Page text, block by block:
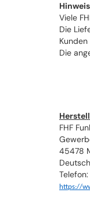
Viele
Die
Die
FHF
45478
https://